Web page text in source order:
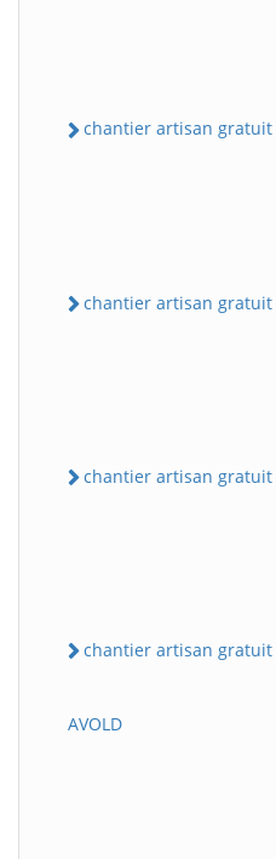
chantier artisan gratuit
chantier artisan gratuit
chantier artisan gratuit
chantier artisan gratuit
AVOLD